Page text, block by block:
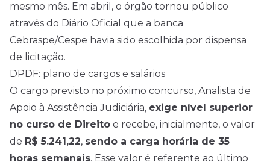
mesmo mês. Em abril, o órgão tornou público
através do Diário Oficial que a banca
Cebraspe/Cespe havia sido escolhida por dispensa
de licitação.
DPDF: plano de cargos e salários
O cargo previsto no próximo concurso, Analista de
Apoio à Assistência Judiciária, exige nível superior
no curso de Direito e recebe, inicialmente, o valor
de R$ 5.241,22, sendo a carga horária de 35
horas semanais. Esse valor é referente ao último